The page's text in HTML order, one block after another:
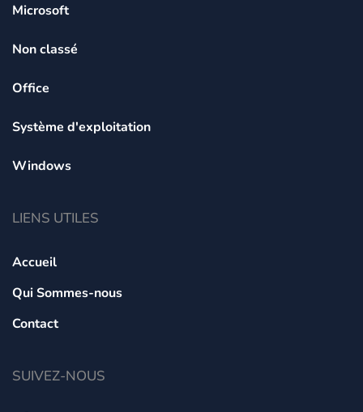
Microsoft
Non classé
Office
Système d'exploitation
Windows
LIENS UTILES
Accueil
Qui Sommes-nous
Contact
SUIVEZ-NOUS